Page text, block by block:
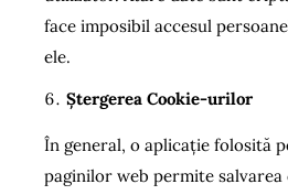
face imposibil accesul
ele.
Ștergerea Cookie-urilor
În general, o aplicaţie folosită
paginilor web permite